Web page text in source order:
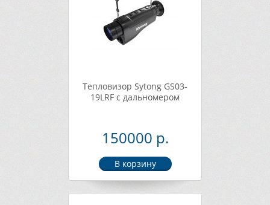
Тепловизор Sytong GS03-
19LRF с дальномером
150000 р.